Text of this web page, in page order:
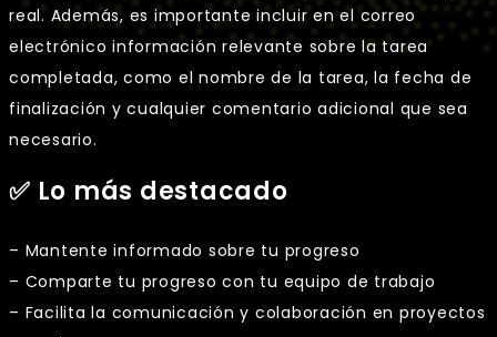
real. Además, es importante incluir en el correo
electrónico información relevante sobre la tarea
completada, como el nombre de la tarea, la fecha de
finalización y cualquier comentario adicional que sea
necesario.
✅ Lo más destacado
– Mantente informado sobre tu progreso
– Comparte tu progreso con tu equipo de trabajo
– Facilita la comunicación y colaboración en proyectos